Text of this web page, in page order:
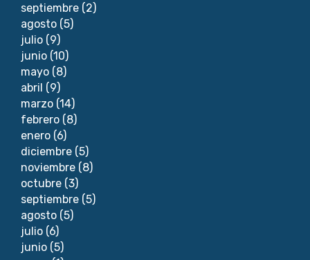
septiembre (2)
agosto (5)
julio (9)
junio (10)
mayo (8)
abril (9)
marzo (14)
febrero (8)
enero (6)
diciembre (5)
noviembre (8)
octubre (3)
septiembre (5)
agosto (5)
julio (6)
junio (5)